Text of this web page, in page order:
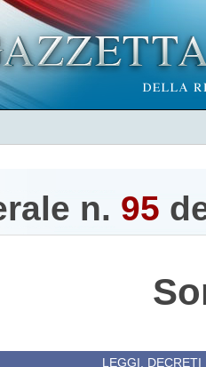
n. 95
LEGGI, DECRETI